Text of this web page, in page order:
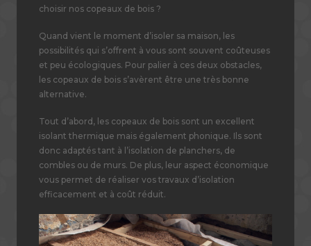
choisir nos copeaux de bois ?
Quand vient le moment d’isoler sa maison, les
possibilités qui s’offrent à vous sont souvent coûteuses
et peu écologiques. Pour palier à ces deux obstacles,
les copeaux de bois s’avèrent être une très bonne
alternative.
Tout d’abord, les copeaux de bois sont un excellent
isolant thermique mais également phonique. Ils sont
donc adaptés tant à l’isolation de planchers, de
combles ou de murs. De plus, leur aspect économique
vous permet de réaliser vos travaux d’isolation
efficacement et à coût réduit.